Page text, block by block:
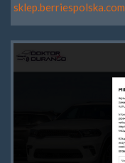
sklep.berriespolska.com